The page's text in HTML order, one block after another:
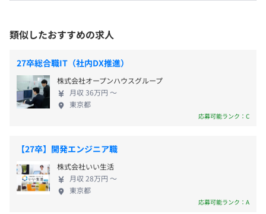
■DB：SYBASE、MS SQL Server
■NW：TCP／IPなど
がまだ浅い方もしっかり学んでいただける環境です。
東京メトロ丸ノ内線「新高円寺駅」より徒歩1分
（※想定年収は年収提示額を保証するものではありません）
9:00～18:00
【事業場外みなし労働時間制】
休憩時間：60分
平均残業時間：平均20時間／月
前事業年度の育児休業取得者数／出産者数
女性0人/0人
役員0.0%
管理職0.0%
90％と高い水準を誇っています。 ＜総稼働施設数
136件（2020年4月現在）＞ ・500床以上：21件 ・
300床以上499床以下：32件 ・299床以下：53件 ・検
査センター、その他：30件 ◆やりがいのある医療シ
ステム開発でスキルアップ お客様と直接やり取りを
する上流工程からプログラミングまで、幅広く活躍
する機会があります。上流から下流まで自社でおこな
キャリアを築くことが可能です。 医療の分野は今後
高齢化に伴い、ニーズの更なる拡大が見込まれてい
ます。広がるマーケットに対してこれまでのご経験を
生かしながら、「医療×システム」の両軸でキャリ
アを形成しませんか？
類似したおすすめの求人
27卒総合職IT（社内DX推進）
株式会社オープンハウスグループ
月収 36万円 〜
東京都
応募可能ランク：C
【27卒】開発エンジニア職
株式会社いい生活
月収 28万円 〜
東京都
応募可能ランク：A